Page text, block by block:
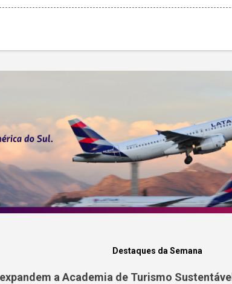
Destaques da Semana
a Academia de Turismo